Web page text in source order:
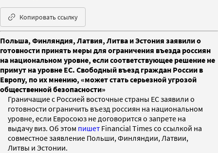
Копировать ссылку
Польша, Финляндия, Латвия, Литва и Эстония заявили о
готовности принять меры для ограничения въезда россиян
на национальном уровне, если соответствующее решение не
примут на уровне ЕС. Свободный въезд граждан России в
Европу, по их мнению, «может стать серьезной угрозой
общественной безопасности»
Граничащие с Россией восточные страны ЕС заявили о
готовности ограничить въезд россиян на национальном
уровне, если Евросоюз не договорится о запрете на
выдачу виз. Об этом пишет Financial Times со ссылкой на
совместное заявление Польши, Финляндии, Латвии,
Литвы и Эстонии.